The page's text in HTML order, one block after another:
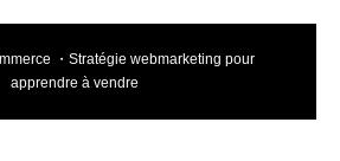
・Stratégie webmarketing pour
apprendre à vendre